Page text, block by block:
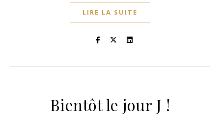
LIRE LA SUITE
Bientôt le jour J !